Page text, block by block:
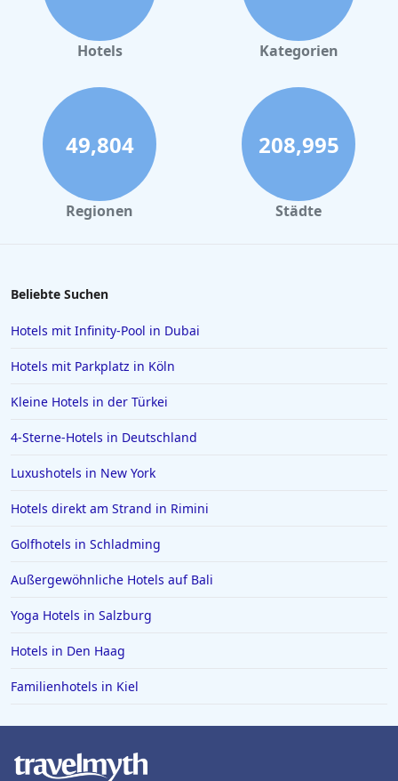
Hotels für Flitterwochen auf den Malediven
Hotels für Flitterwochen auf Kreta
Hotels Kategorien
49,804
Regionen
208,995
Städte
Beliebte Suchen
Hotels mit Infinity-Pool in Dubai
Hotels mit Parkplatz in Köln
Kleine Hotels in der Türkei
4-Sterne-Hotels in Deutschland
Luxushotels in New York
Hotels direkt am Strand in Rimini
Golfhotels in Schladming
Außergewöhnliche Hotels auf Bali
Yoga Hotels in Salzburg
Hotels in Den Haag
Familienhotels in Kiel